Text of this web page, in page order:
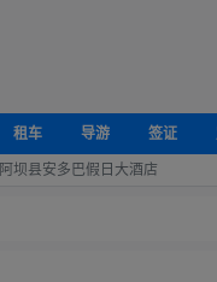
租车 导游 签证
阿坝县安多巴假日大酒店